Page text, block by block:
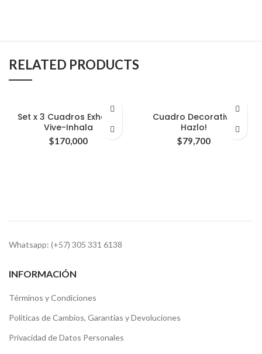
RELATED PRODUCTS
Set x 3 Cuadros Exhala-
Vive-Inhala
$170,000
Cuadro Decorativo
Hazlo!
$79,700
Whatsapp: (+57) 305 331 6138
INFORMACIÓN
Términos y Condiciones
Politicas de Cambios, Garantias y Devoluciones
Privacidad de Datos Personales